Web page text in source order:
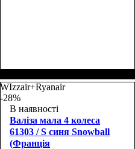
55х38x20
WIzzair+Ryanair
-28%
В наявності
Валіза мала 4 колеса
61303 / S синя Snowball
(Франція